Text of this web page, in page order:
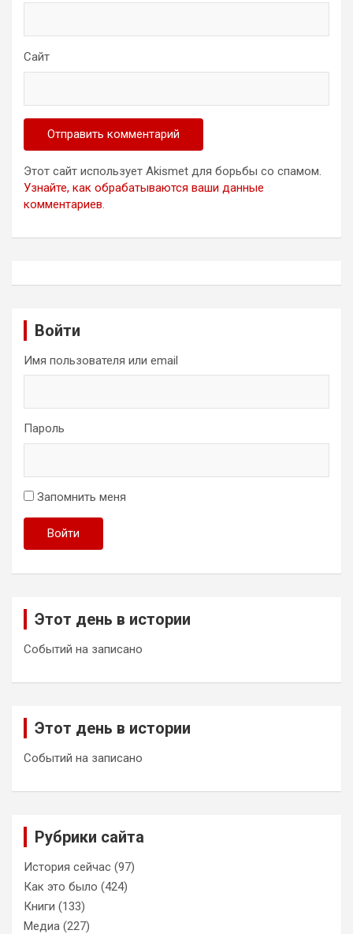
Сайт
Этот сайт использует Akismet для борьбы со спамом.
Узнайте, как обрабатываются ваши данные
комментариев.
Войти
Имя пользователя или email
Пароль
Запомнить меня
Войти
Этот день в истории
Событий на записано
Этот день в истории
Событий на записано
Рубрики сайта
История сейчас (97)
Как это было (424)
Книги (133)
Медиа (227)